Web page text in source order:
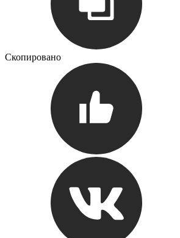
Скопировано